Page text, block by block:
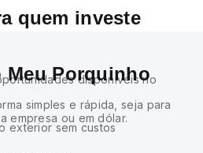
quem investe
disponíveis no
exterior sem custos
Meu Porquinho
simples e rápida, seja para
empresa ou em dólar.